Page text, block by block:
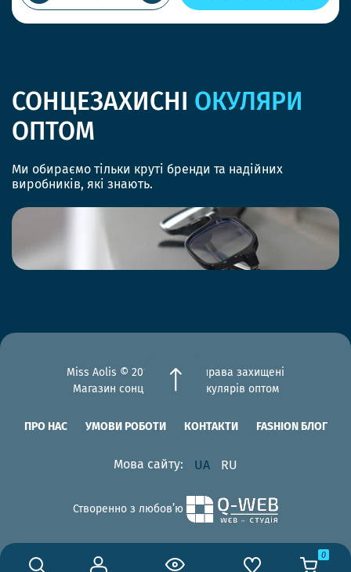
СОНЦЕЗАХИСНІ ОКУЛЯРИ
ОПТОМ
Ми обираємо тільки круті бренди та надійних
виробників, які знають.
Miss Aolis © 2012-2026 Всі права захищені
Магазин сонцезахисних окулярів оптом
ПРО НАС УМОВИ РОБОТИ КОНТАКТИ FASHION БЛОГ
Мова сайту: UA RU
Створенно з любов’ю
0